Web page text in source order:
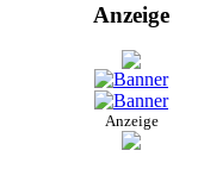
Anzeige
Anzeige